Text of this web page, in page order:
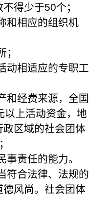
得少于50个；
和相应的组织机
；
动相适应的专职工
和经费来源，全国
以上活动资金，地
区域的社会团体
事责任的能力。
符合法律、法规的
风尚。社会团体